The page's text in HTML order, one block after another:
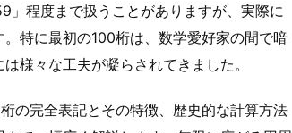
」程度まで扱うことがありますが、実際に
特に最初の100桁は、数学愛好家の間で暗
様々な工夫が凝らされてきました。
の完全表記とその特徴、歴史的な計算方法